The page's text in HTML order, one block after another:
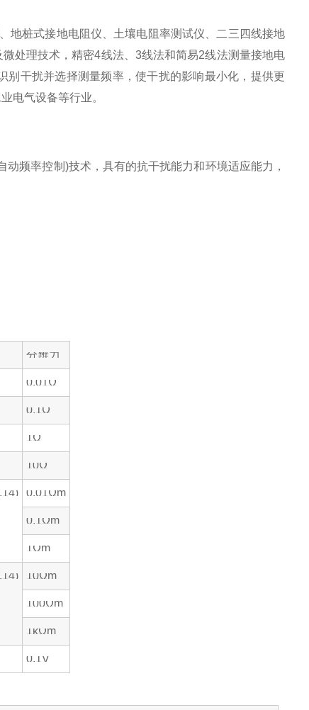
地桩式接地电阻仪、土壤电阻率测试仪、二三四线接地
处理技术，精密4线法、3线法和简易2线法测量接地电
别干扰并选择测量频率，使干扰的影响最小化，提供更
电气设备等行业。
频率控制)技术，具有的抗干扰能力和环境适应能力，
分辨力
0.01Ω
0.1Ω
1Ω
10Ω
0.01Ωm
0.1Ωm
1Ωm
10Ωm
100Ωm
1kΩm
0.1V